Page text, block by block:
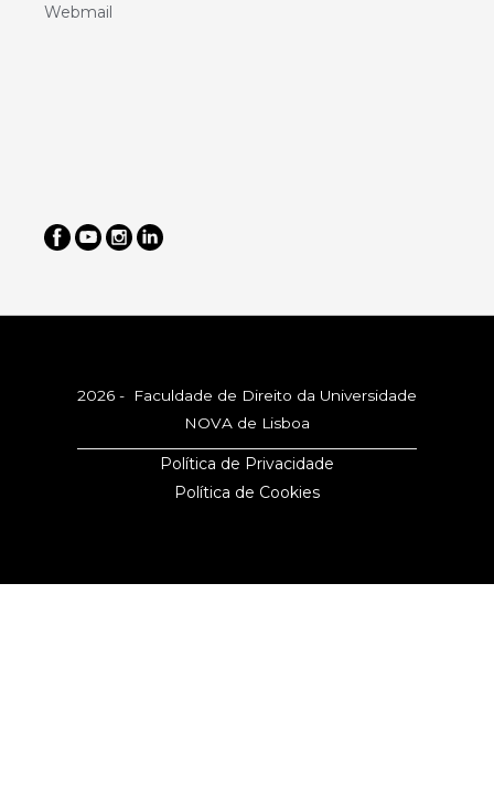
Webmail
2026 - Faculdade de Direito da Universidade
NOVA de Lisboa
Política de Privacidade
Política de Cookies